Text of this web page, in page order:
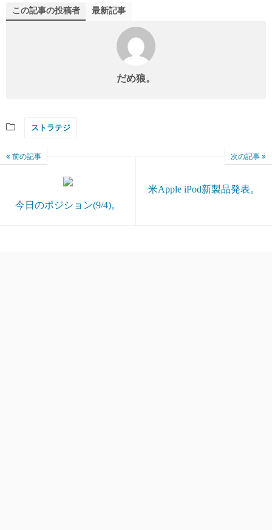
この記事の投稿者 最新記事
だめ狼。
ストラテジ
前の記事
今日のポジション(9/4)。
次の記事
米Apple iPod新製品発表。